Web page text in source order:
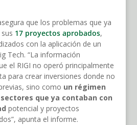
que los problemas que ya
17 proyectos aprobados,
con la aplicación de un
Tech. “La información
el RIGI no operó principalmente
para crear inversiones donde no
sino como un régimen
que ya contaban con
potencial y proyectos
apunta el informe.